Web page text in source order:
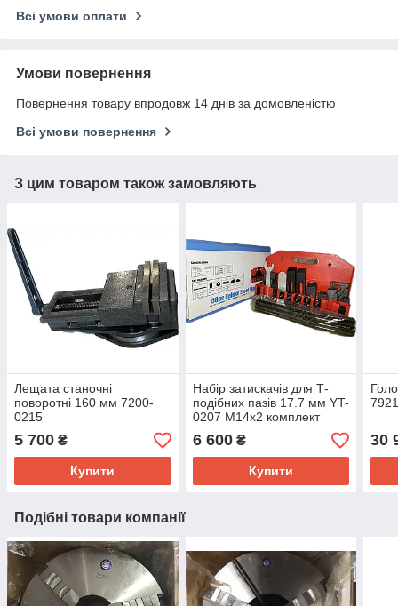
Всі умови оплати
Умови повернення
Повернення товару впродовж 14 днів за домовленістю
Всі умови повернення
З цим товаром також замовляють
Лещата станочні
поворотні 160 мм 7200-
0215
5 700 ₴
Купити
Набір затискачів для Т-
подібних пазів 17.7 мм YT-
0207 М14х2 комплект
прихватів для верстатів
6 600₴
Купити
30
Подібні товари компанії